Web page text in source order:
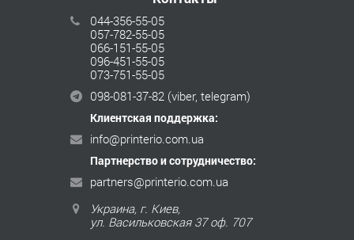
044-356-55-05
057-782-55-05
066-151-55-05
096-451-55-05
073-751-55-05
098-081-37-82 (viber, telegram)
Клиентская поддержка:
info@printerio.com.ua
Партнерство и сотрудничество:
partners@printerio.com.ua
Украина, г. Киев,
ул. Васильковская 37 оф. 707